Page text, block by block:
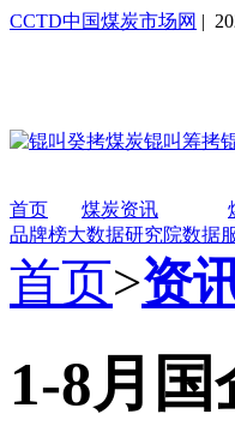
CCTD中国煤炭市场网 |
首页 煤炭资讯
品牌榜大数据研究院数据
首页>资
1-8月